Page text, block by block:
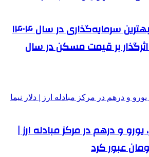
طلا، دلار یا مسکن، بهترین سرمایه‌گذاری در سال ۱۴۰۴
اثرگذار بر قیمت مسکن در سال
یورو و درهم در مرکز مبادله ارز |